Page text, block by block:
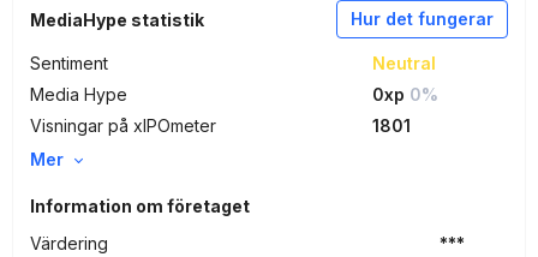
Hur det fungerar
MediaHype statistik
Sentiment
Neutral
Media Hype
0xp 0%
Visningar på xIPOmeter
1801
Mer
Information om företaget
Värdering
***